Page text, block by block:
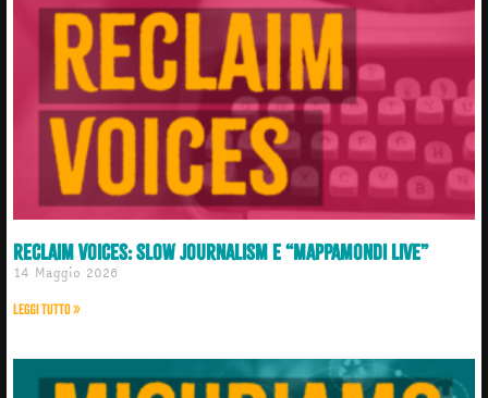
Reclaim Voices: slow journalism e “Mappamondi Live”
14 Maggio 2026
Leggi Tutto »